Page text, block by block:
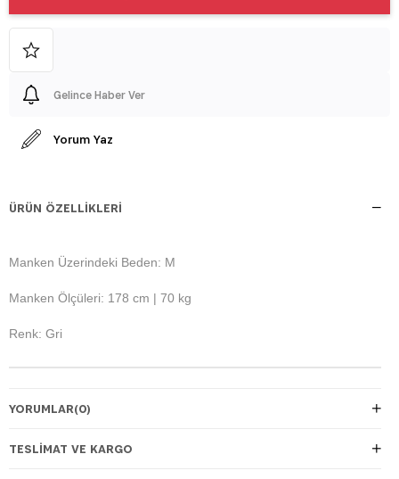
Gelince Haber Ver
Yorum Yaz
ÜRÜN ÖZELLIKLERI
Manken Üzerindeki Beden: M
Manken Ölçüleri: 178 cm | 70 kg
Renk: Gri
YORUMLAR(0)
TESLIMAT VE KARGO